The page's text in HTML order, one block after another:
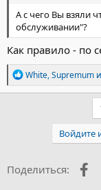
А с чего Вы взяли
обслуживании"?
Как правило - по
Р
е
а
White,Supremum и
Войдите
Поделиться: